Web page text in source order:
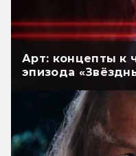
Арт: концепты к
эпизода